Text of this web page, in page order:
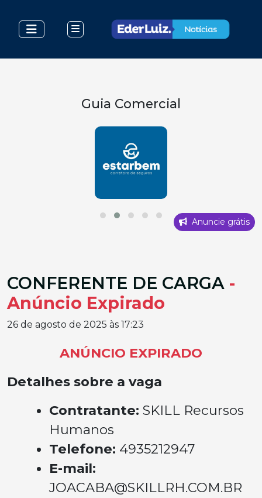
Guia Comercial
Anuncie grátis
CONFERENTE DE CARGA -
Anúncio Expirado
26 de agosto de 2025 às 17:23
ANÚNCIO EXPIRADO
Detalhes sobre a vaga
Contratante: SKILL Recursos
Humanos
Telefone: 4935212947
E-mail:
JOACABA@SKILLRH.COM.BR